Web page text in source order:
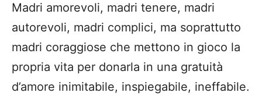
Madri amorevoli, madri tenere, madri
autorevoli, madri complici, ma soprattutto
madri coraggiose che mettono in gioco la
propria vita per donarla in una gratuità
d’amore inimitabile, inspiegabile, ineffabile.